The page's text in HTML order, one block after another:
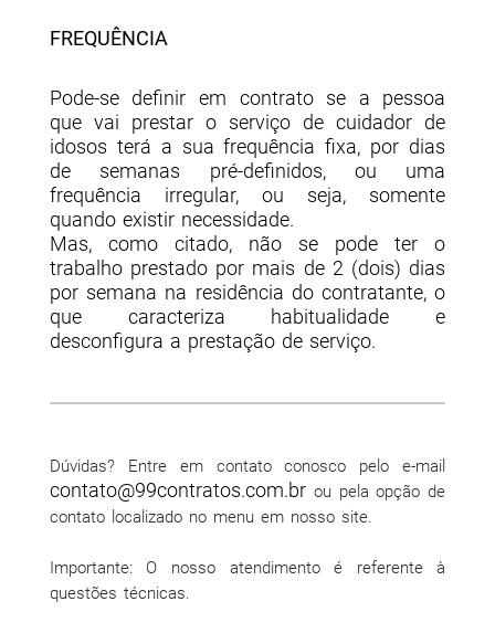
FREQUÊNCIA
Pode-se definir em contrato se a pessoa
que vai prestar o serviço de cuidador de
idosos terá a sua frequência fixa, por dias
de semanas pré-definidos, ou uma
frequência irregular, ou seja, somente
quando existir necessidade.
Mas, como citado, não se pode ter o
trabalho prestado por mais de 2 (dois) dias
por semana na residência do contratante, o
que caracteriza habitualidade e
desconfigura a prestação de serviço.
Dúvidas? Entre em contato conosco pelo e-mail
contato@99contratos.com.brou pela opção de
contato localizado no menu em nosso site.
Importante: O nosso atendimento é referente à
questões técnicas.